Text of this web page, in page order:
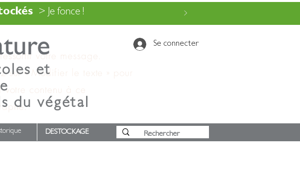
> Je fonce !
votre message.
sur « Modifier le texte » pour
votre contenu à ce
Se connecter
et
du végétal
DESTOCKAGE